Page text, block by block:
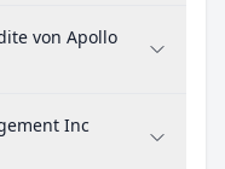
von Apollo
Inc